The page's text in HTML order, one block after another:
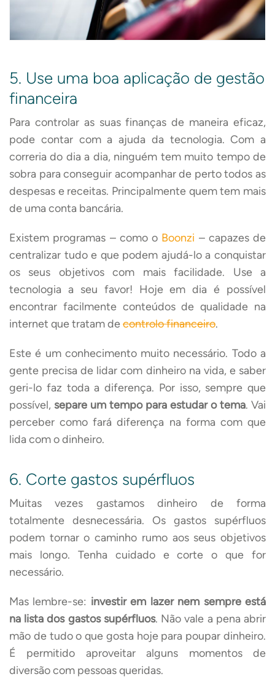
5. Use uma boa aplicação de gestão
financeira
Para controlar as suas finanças de maneira eficaz,
pode contar com a ajuda da tecnologia. Com a
correria do dia a dia, ninguém tem muito tempo de
sobra para conseguir acompanhar de perto todos as
despesas e receitas. Principalmente quem tem mais
de uma conta bancária.
Existem programas – como o Boonzi – capazes de
centralizar tudo e que podem ajudá-lo a conquistar
os seus objetivos com mais facilidade. Use a
tecnologia a seu favor! Hoje em dia é possível
encontrar facilmente conteúdos de qualidade na
internet que tratam decontrolo financeiro.
Este é um conhecimento muito necessário. Todo a
gente precisa de lidar com dinheiro na vida, e saber
geri-lo faz toda a diferença. Por isso, sempre que
possível, separe um tempo para estudar o tema. Vai
perceber como fará diferença na forma com que
lida com o dinheiro.
6. Corte gastos supérfluos
Muitas vezes gastamos dinheiro de forma
totalmente desnecessária. Os gastos supérfluos
podem tornar o caminho rumo aos seus objetivos
mais longo. Tenha cuidado e corte o que for
necessário.
Mas lembre-se: investir em lazer nem sempre está
na lista dos gastos supérfluos. Não vale a pena abrir
mão de tudo o que gosta hoje para poupar dinheiro.
É permitido aproveitar alguns momentos de
diversão com pessoas queridas.